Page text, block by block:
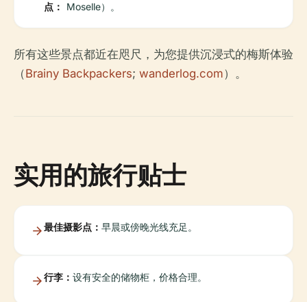
点：
Moselle）。
所有这些景点都近在咫尺，为您提供沉浸式的梅斯体验
（Brainy Backpackers; wanderlog.com）。
实用的旅行贴士
最佳摄影点： 早晨或傍晚光线充足。
行李： 设有安全的储物柜，价格合理。